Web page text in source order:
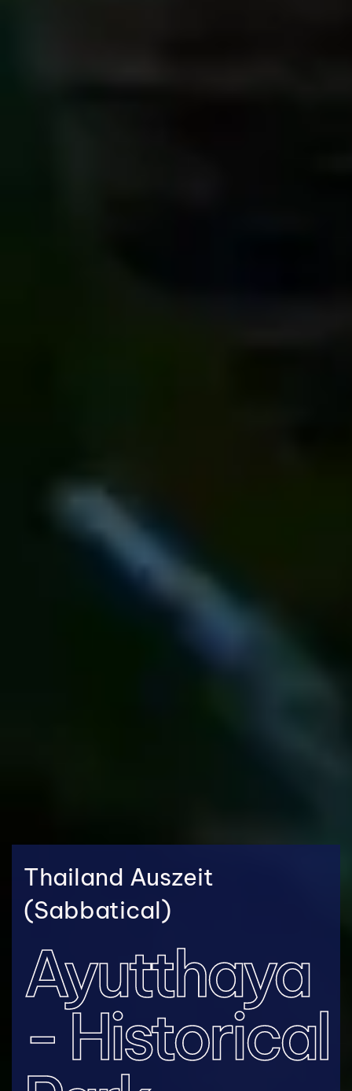
Thailand Auszeit
(Sabbatical)
Ayutthaya
- Historical